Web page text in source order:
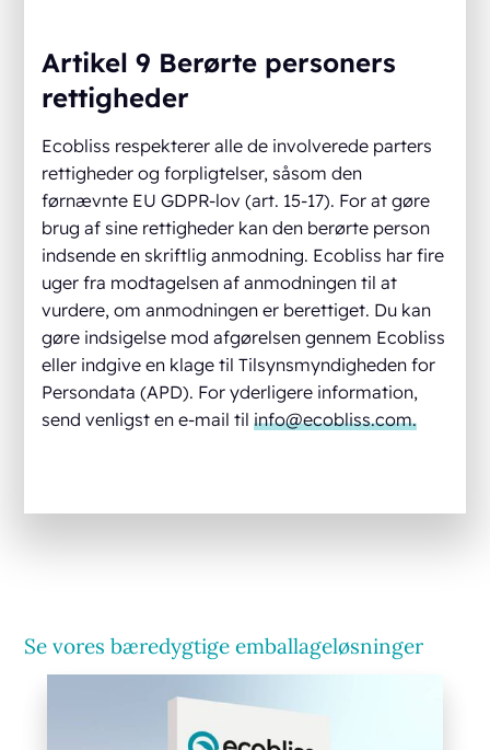
Artikel 9 Berørte personers
rettigheder
Ecobliss respekterer alle de involverede parters
rettigheder og forpligtelser, såsom den
førnævnte EU GDPR-lov (art. 15-17). For at gøre
brug af sine rettigheder kan den berørte person
indsende en skriftlig anmodning. Ecobliss har fire
uger fra modtagelsen af anmodningen til at
vurdere, om anmodningen er berettiget. Du kan
gøre indsigelse mod afgørelsen gennem Ecobliss
eller indgive en klage til Tilsynsmyndigheden for
Persondata (APD). For yderligere information,
send venligst en e-mail tilinfo@ecobliss.com.
Se vores bæredygtige emballageløsninger